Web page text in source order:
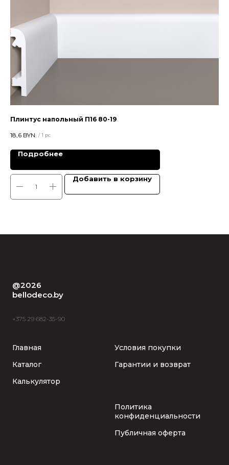
Плинтус напольный П16 80-19
18,6 BYN. / 1 pc
Подробнее
Добавить в корзину
@2026
bellodeco.by
+375 29 682-35-90
Главная
Каталог
Калькулятор
Условия покупки
Гарантии и возврат
Политика
конфиденциальности
Публичная оферта